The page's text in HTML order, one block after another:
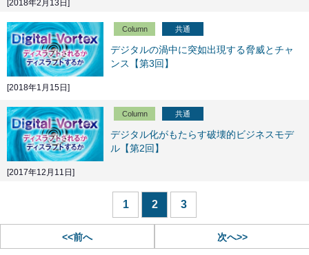
[2018年2月13日]
Column 共通
デジタルの渦中に突如出現する脅威とチャ
ンス【第3回】
[2018年1月15日]
Column 共通
デジタル化がもたらす破壊的ビジネスモデ
ル【第2回】
[2017年12月11日]
<<前へ
1 2 3
次へ>>